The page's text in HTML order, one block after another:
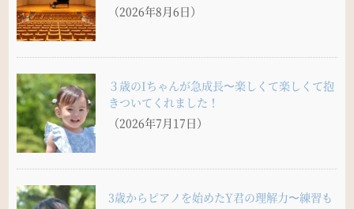
（2026年8月6日）
３歳のIちゃんが急成長〜楽しくて楽しくて抱
きついてくれました！
（2026年7月17日）
3歳からピアノを始めたY君の理解力〜練習も